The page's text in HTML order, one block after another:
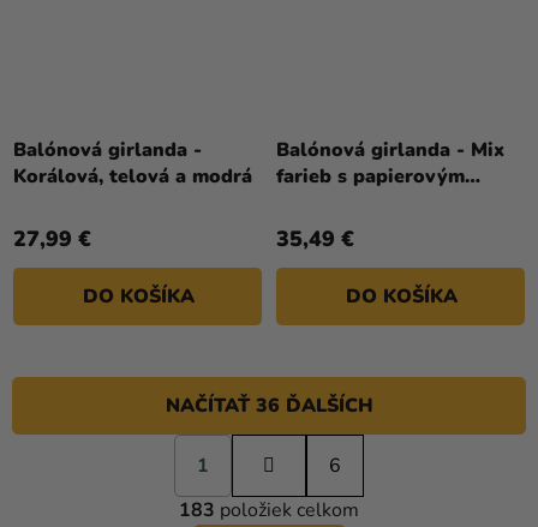
Balónová girlanda -
Korálová, telová a modrá
27,99 €
DO KOŠÍKA
Balónová girlanda - Mix
farieb s papierovým
35,49 €
DO KOŠÍKA
O
V
NAČÍTAŤ 36 ĎALŠÍCH
S
t
r
á
1
6
183 položiek celkom